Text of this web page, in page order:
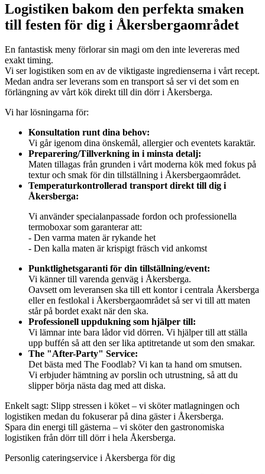
Logistiken bakom den perfekta smaken
till festen för dig i Åkersbergaområdet
En fantastisk meny förlorar sin magi om den inte levereras med
exakt timing.
Vi ser logistiken som en av de viktigaste ingredienserna i vårt recept.
Medan andra ser leverans som en transport så ser vi det som en
förlängning av vårt kök direkt till din dörr i Åkersberga.
Vi har lösningarna för:
Konsultation runt dina behov:
Vi går igenom dina önskemål, allergier och eventets karaktär.
Preparering/Tillverkning in i minsta detalj:
Maten tillagas från grunden i vårt moderna kök med fokus på
textur och smak för din tillställning i Åkersbergaområdet.
Temperaturkontrollerad transport direkt till dig i
Åkersberga:
Vi använder specialanpassade fordon och professionella
termoboxar som garanterar att:
- Den varma maten är rykande het
- Den kalla maten är krispigt fräsch vid ankomst
Punktlighetsgaranti för din tillställning/event:
Vi känner till varenda genväg i Åkersberga.
Oavsett om leveransen ska till ett kontor i centrala Åkersberga
eller en festlokal i Åkersbergaområdet så ser vi till att maten
står på bordet exakt när den ska.
Professionell uppdukning som hjälper till:
Vi lämnar inte bara lådor vid dörren. Vi hjälper till att ställa
upp buffén så att den ser lika aptitretande ut som den smakar.
The "After-Party" Service:
Det bästa med The Foodlab? Vi kan ta hand om smutsen.
Vi erbjuder hämtning av porslin och utrustning, så att du
slipper börja nästa dag med att diska.
Enkelt sagt: Slipp stressen i köket – vi sköter matlagningen och
logistiken medan du fokuserar på dina gäster i Åkersberga.
Spara din energi till gästerna – vi sköter den gastronomiska
logistiken från dörr till dörr i hela Åkersberga.
Personlig cateringservice i Åkersberga för dig